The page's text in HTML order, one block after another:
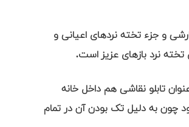
و جزء تخته نردهای اعیانی و
تخته نرد بازهای عزیز است.
تابلو نقاشی هم داخل خانه
چون به دلیل تک بودن آن در تمام